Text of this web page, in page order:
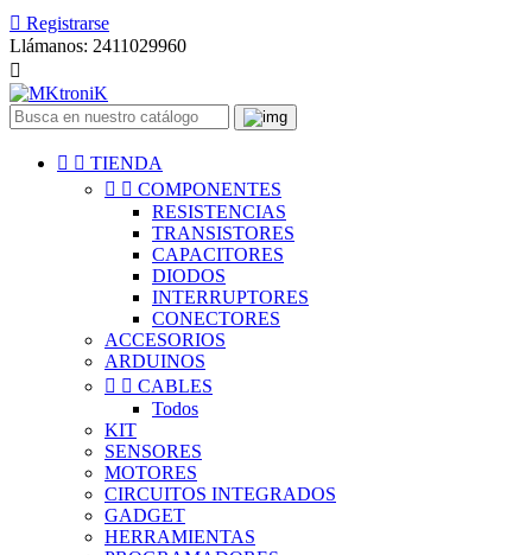
 Registrarse
Llámanos: 2411029960

  TIENDA
  COMPONENTES
RESISTENCIAS
TRANSISTORES
CAPACITORES
DIODOS
INTERRUPTORES
CONECTORES
ACCESORIOS
ARDUINOS
  CABLES
Todos
KIT
SENSORES
MOTORES
CIRCUITOS INTEGRADOS
GADGET
HERRAMIENTAS